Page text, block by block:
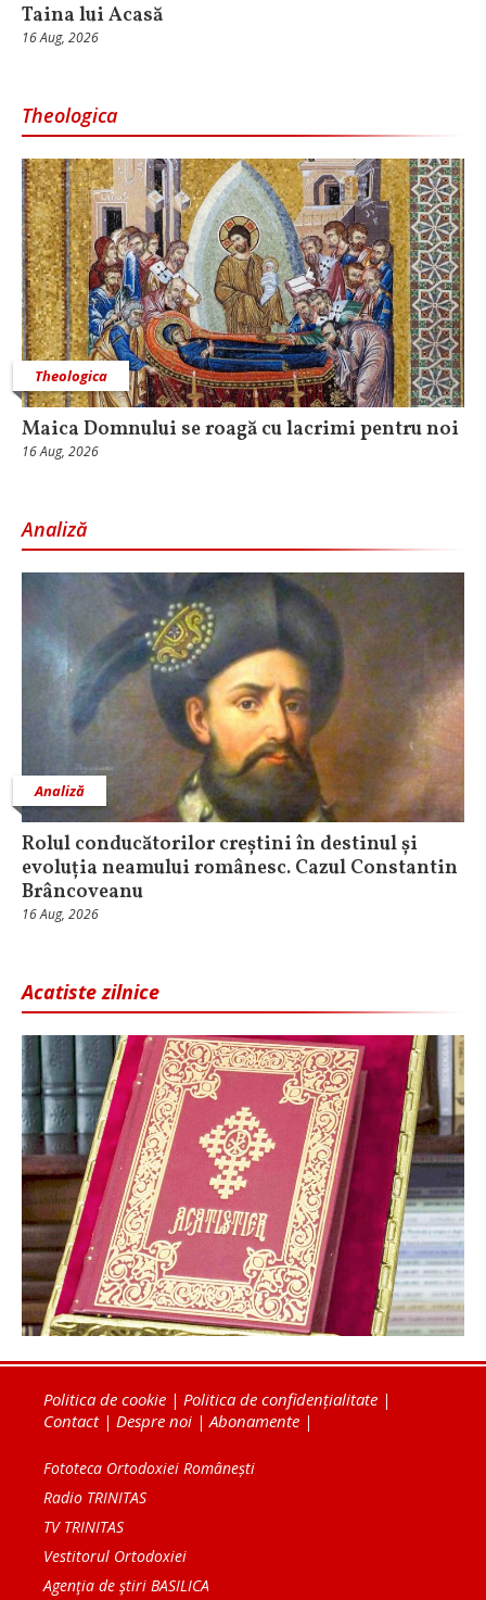
Taina lui Acasă
16 Aug, 2026
Theologica
Theologica
Maica Domnului se roagă cu lacrimi pentru noi
16 Aug, 2026
Analiză
Analiză
Rolul conducătorilor creștini în destinul și
evoluția neamului românesc. Cazul Constantin
Brâncoveanu
16 Aug, 2026
Acatiste zilnice
Politica de cookie | Politica de confidențialitate |
Contact| Despre noi | Abonamente |
Fototeca Ortodoxiei Românești
Radio TRINITAS
TV TRINITAS
Vestitorul Ortodoxiei
Agenţia de ştiri BASILICA